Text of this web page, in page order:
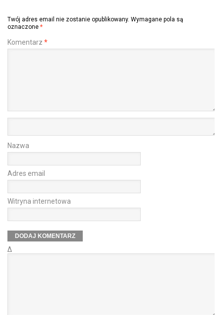
Twój adres email nie zostanie opublikowany. Wymagane pola są
oznaczone *
Komentarz *
Nazwa
Adres email
Witryna internetowa
Δ